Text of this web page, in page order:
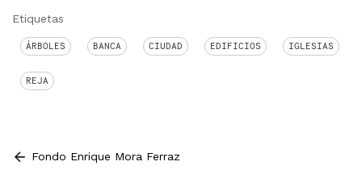
Etiquetas
ÁRBOLES BANCA CIUDAD EDIFICIOS IGLESIAS
REJA
Fondo Enrique Mora Ferraz